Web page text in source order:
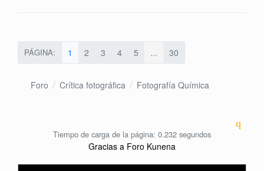
PÁGINA: 1 2 3 4 5 ... 30
Foro Crítica fotográfica Fotografía Química
Tiempo de carga de la página: 0.232 segundos
Gracias a Foro Kunena